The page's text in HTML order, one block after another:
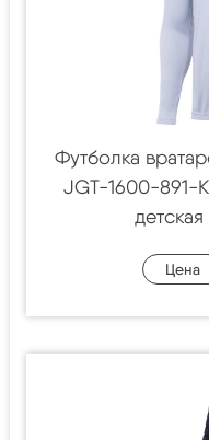
Футболка
JGT-1600-
Цена